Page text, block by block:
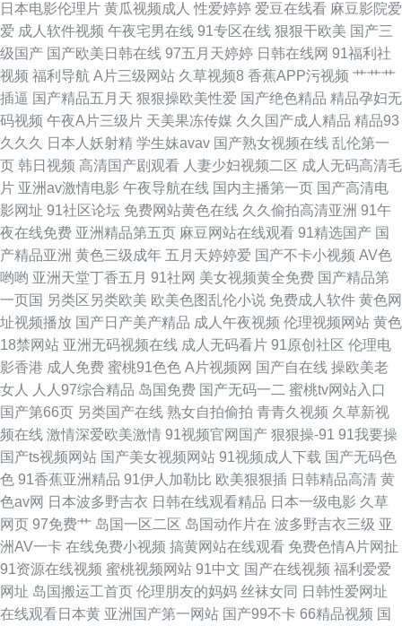
网站 91互操 国产在线理论片a 青娱乐超清精品 中文字幕久久精品 大香蕉在
九 91视频青青 日本色导航 51欧美色图 成人网在线播放
日本电影伦理片 黄瓜视频成人 性爱婷婷 爱豆在线看 麻豆影院爱
爱 成人软件视频 午夜宅男在线 91专区在线 狠狠干欧美 国产三
级国产 国产欧美日韩在线 97五月天婷婷 日韩在线网 91福利社
视频 福利导航 A片三级网站 久草视频8 香蕉APP污视频 艹艹艹
插逼 国产精品五月天 狠狠操欧美性爱 国产绝色精品 精品孕妇无
码视频 午夜A片三级片 天美果冻传媒 久久国产成人精品 精品93
久久久
日本人妖射精 学生妹avav 国产熟女视频在线 乱伦第一
页 韩日视频 高清国产剧观看 人妻少妇视频二区 成人无码高清毛
片 亚洲av激情电影 午夜导航在线 国内主播第一页 国产高清电
影网址 91社区论坛 免费网站黄色在线 久久偷拍高清亚洲 91午
夜在线免费 亚洲精品第五页 麻豆网站在线观看 91精选国产 国
产精品亚洲 黄色三级成年 五月天婷婷爱 国产不卡小视频 AV色
哟哟 亚洲天堂丁香五月 91社网 美女视频黄全免费 国产精品第
一页国 另类区另类欧美 欧美色图乱伦小说 免费成人软件 黄色网
址视频播放 国产日产美产精品 成人午夜视频 伦理视频网站 黄色
18禁网站 亚洲无码视频在线 成人无码看片 91原创社区 伦理电
影香港 成人免费 蜜桃91色色 A片视频网 国产自在线 操欧美老
女人
人人97综合精品 岛国免费 国产无码一二 蜜桃tv网站入口
国产第66页 另类国产在线 熟女自拍偷拍 青青久视频 久草新视
频在线 激情深爱欧美激情 91视频官网国产 狠狠操-91 91我要操
国产ts视频网站 国产美女视频网站 91视频成人下载 国产无码色
色 91香蕉亚洲精品 91伊人加勒比 欧美狠狠插 日韩精品高清 黄
色av网 日本波多野吉衣 日韩在线观看精品 日本一级电影 久草
网页 97免费艹 岛国一区二区 岛国动作片在 波多野吉衣三级 亚
洲AV一卡 在线免费小视频 搞黄网站在线观看 免费色情A片网扯
91资源在线视频 蜜桃视频网站 91中文 国产在线视频 福利爱爱
网址 岛国搬运工首页 伦理朋友的妈妈 丝袜女同 日韩性爱网址
在线观看日本黄 亚洲国产第一网站 国产99不卡 66精品视频 国